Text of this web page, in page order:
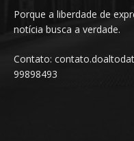
Porque a liberdade de
notícia busca a verdade.
Contato:
99898493